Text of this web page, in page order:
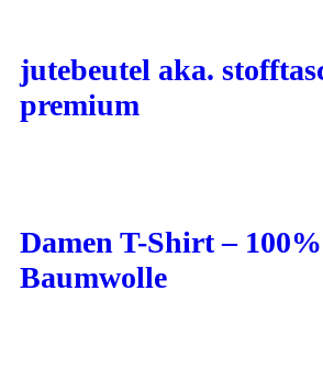
jutebeutel aka.
premium
Damen T-Shirt –
Baumwolle